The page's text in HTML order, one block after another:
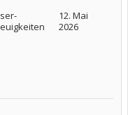
12. Mai
2026